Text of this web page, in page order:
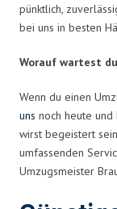
pünktlich,
bei uns in besten
Worauf wartest
Wenn du einen
uns noch heute
wirst begeistert
umfassenden
Umzugsmeister